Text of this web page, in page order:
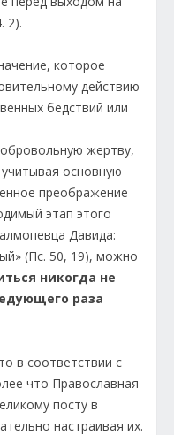
2).
которое
действию
бедствий или
жертву,
основную
преображение
этап этого
Давида:
(Пс. 50, 19), можно
никогда не
раза
в соответствии с
что Православная
посту в
настраивая их.